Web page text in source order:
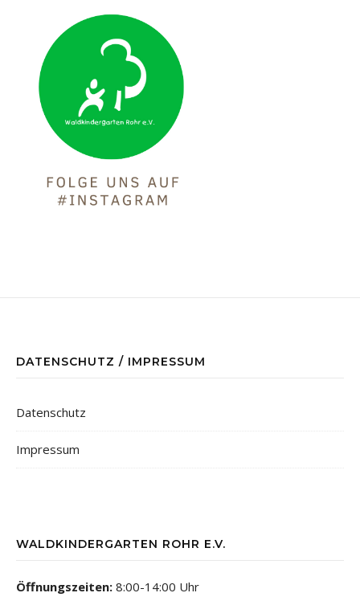
DATENSCHUTZ / IMPRESSUM
Datenschutz
Impressum
WALDKINDERGARTEN ROHR E.V.
Öffnungszeiten: 8:00-14:00 Uhr